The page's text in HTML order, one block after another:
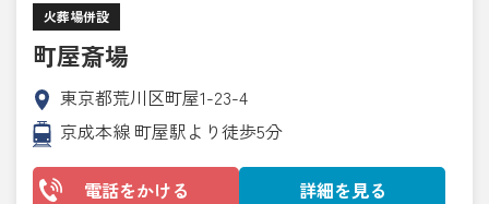
火葬場併設
町屋斎場
東京都荒川区町屋1-23-4
京成本線 町屋駅より徒歩5分
電話をかける 詳細を見る